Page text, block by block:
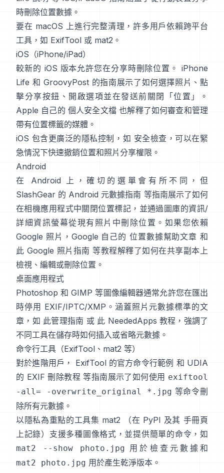
時刪除位置數據。
要在 macOS 上進行完整清理，許多用戶依賴跨平台
工具，如 ExifTool 或 mat2 。
iOS（iPhone/iPad）
較新的 iOS 版本允許您在分享時刪除位置。
iPhone
Life 和 GroovyPost 的指南展示了如何選擇照片、點
擊分享按鈕、開啟選項並在發送前關閉「位置」。
Apple 自己的 個人安全文檔 也解釋了如何審查和管理
帶有位置標籤的媒體。
iOS 包含更廣泛的隱私控制，如 安全檢查 ，可以在緊
急情況下快速撤銷位置和照片分享權限。
Android
在 Android 上，確切的選單會有所不同，但
SlashGear 的 Android 元數據指南 等指南展示了如何
在相機應用程式中關閉位置標記，並通過圖庫的資訊/
詳細資訊螢幕從現有照片中刪除位置。如果您依賴
Google 照片，Google 自己的 位置數據幫助文章 和
此 Google 照片指南 等教程解釋了如何在共享副本上
檢視、編輯或刪除位置。
桌面應用程式
Photoshop 和 GIMP 等圖像編輯器通常允許您在匯出
時停用 EXIF/IPTC/XMP。涵蓋照片元數據標準的文
章，如 此管理指南 或 此 NeededApps 教程 ，強調了
不同工具在儲存時如何插入或省略元數據。
命令行工具（ExifTool、mat2 等）
對於進階用戶，
ExifTool 的官方命令行範例 和 UDIA
的 EXIF 刪除教程 等指南展示了如何使用 exiftool
-all= -overwrite_original *.jpg 等命令刪
除所有元數據。
以隱私為重點的工具集 mat2 （在 PyPI 及其 手冊頁
上記錄）支援多種圖像格式，並提供簡單的命令，如
mat2 --show photo.jpg 用於檢查元數據和
mat2 photo.jpg 用於產生乾淨版本。